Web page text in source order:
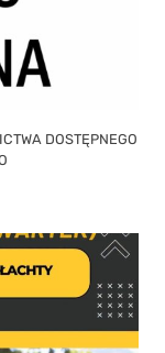
DOSTĘPNEGO